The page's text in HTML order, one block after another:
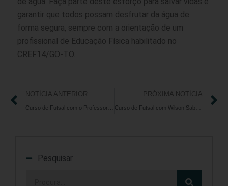
garantir que todos possam desfrutar da água de
forma segura, sempre com a orientação de um
profissional de Educação Física habilitado no
CREF14/GO-TO.
NOTÍCIA ANTERIOR PRÓXIMA NOTÍCIA
Pesquisar